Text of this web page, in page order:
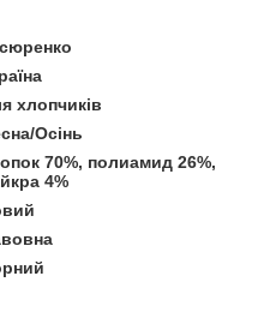
хлопчиків
Осінь
70%, полиамид 26%,
4%